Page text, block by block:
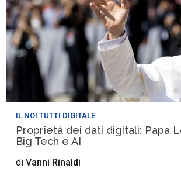
IL NOI TUTTI DIGITALE
Proprietà dei dati digitali: Papa
Big Tech e AI
diVanni Rinaldi